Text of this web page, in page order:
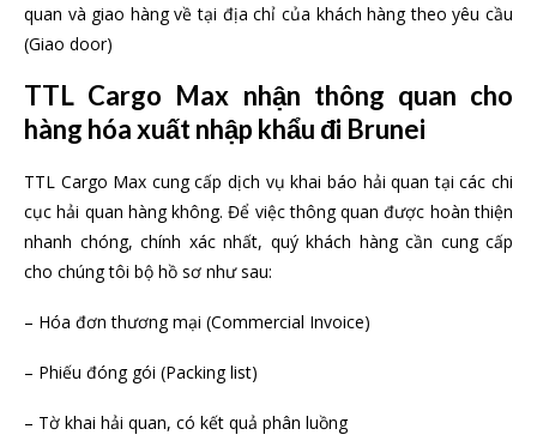
quan và giao hàng về tại địa chỉ của khách hàng theo yêu cầu
(Giao door)
TTL Cargo Max nhận thông quan cho
hàng hóa xuất nhập khẩu đi Brunei
TTL Cargo Max cung cấp dịch vụ khai báo hải quan tại các chi
cục hải quan hàng không. Để việc thông quan được hoàn thiện
nhanh chóng, chính xác nhất, quý khách hàng cần cung cấp
cho chúng tôi bộ hồ sơ như sau:
– Hóa đơn thương mại (Commercial Invoice)
– Phiếu đóng gói (Packing list)
– Tờ khai hải quan, có kết quả phân luồng